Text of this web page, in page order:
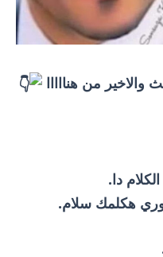
والاخير من هنااااا
دا.
هكلمك سلام.